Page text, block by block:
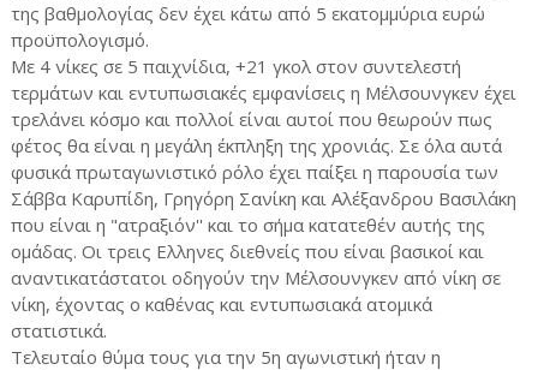
της βαθμολογίας δεν έχει κάτω από 5 εκατομμύρια ευρώ
προϋπολογισμό.
Με 4 νίκες σε 5 παιχνίδια, +21 γκολ στον συντελεστή
τερμάτων και εντυπωσιακές εμφανίσεις η Μέλσουνγκεν έχει
τρελάνει κόσμο και πολλοί είναι αυτοί που θεωρούν πως
φέτος θα είναι η μεγάλη έκπληξη της χρονιάς. Σε όλα αυτά
φυσικά πρωταγωνιστικό ρόλο έχει παίξει η παρουσία των
Σάββα Καρυπίδη, Γρηγόρη Σανίκη και Αλέξανδρου Βασιλάκη
που είναι η "ατραξιόν'' και το σήμα κατατεθέν αυτής της
ομάδας. Οι τρεις Ελληνες διεθνείς που είναι βασικοί και
αναντικατάστατοι οδηγούν την Μέλσουνγκεν από νίκη σε
νίκη, έχοντας ο καθένας και εντυπωσιακά ατομικά
στατιστικά.
Τελευταίο θύμα τους για την 5η αγωνιστική ήταν η